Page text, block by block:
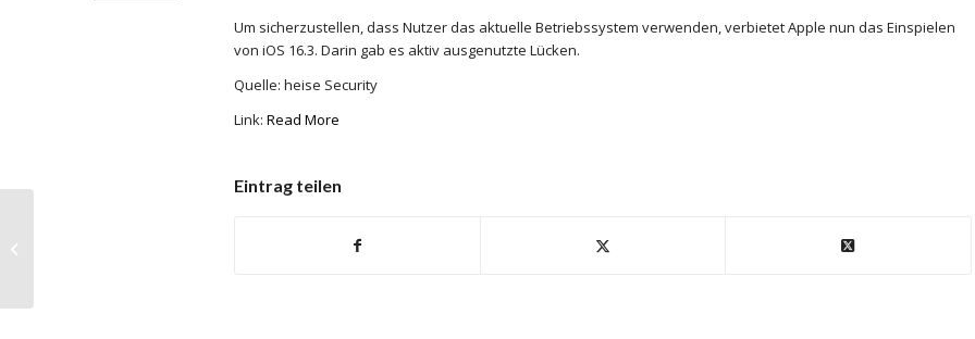
Um sicherzustellen, dass Nutzer das aktuelle Betriebssystem verwenden, verbietet Apple nun das Einspielen
von iOS 16.3. Darin gab es aktiv ausgenutzte Lücken.
Quelle: heise Security
Link: Read More
Eintrag teilen